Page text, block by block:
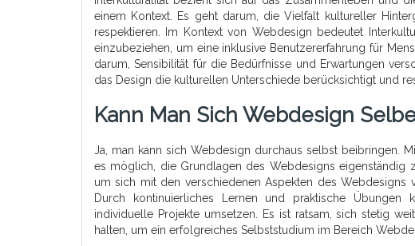
einem Kontext. Es geht darum, die Vielfalt kultureller
respektieren. Im Kontext von Webdesign bedeutet
einzubeziehen, um eine inklusive Benutzererfahrung für
darum, Sensibilität für die Bedürfnisse und Erwartungen
das Design die kulturellen Unterschiede berücksichtigt und
Kann Man Sich Webdesign
Ja, man kann sich Webdesign durchaus selbst beibringen.
es möglich, die Grundlagen des Webdesigns eigenständig
um sich mit den verschiedenen Aspekten des Webdesigns
Durch kontinuierliches Lernen und praktische
individuelle Projekte umsetzen. Es ist ratsam, sich stetig
halten, um ein erfolgreiches Selbststudium im Bereich